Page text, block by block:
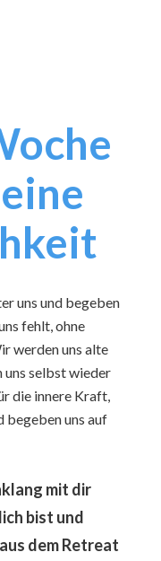
uns und begeben
fehlt, ohne
werden uns alte
selbst wieder
die innere Kraft,
begeben uns auf
mit dir
bist und
dem Retreat